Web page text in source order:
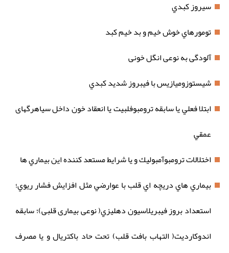
سيروز كبدي
تومورهاي خوش خيم و بد خيم كبد
آلودگی به نوعی انگل خونی
شيستوزوميازيس با فيبروز شديد كبدي
ابتلا فعلي يا سابقه ترومبوفلبيت یا انعقاد خون داخل سیاهرگهای
عمقي
اختلالات ترومبوآمبوليك و يا شرايط مستعد كننده اين بيماري ها
بيماري هاي دريچه اي قلب با عوارضي مثل افزايش فشار ريوي؛
استعداد بروز فيبريلاسيون دهليزي( نوعی بیماری قلبی)؛ سابقه
اندوكارديت( التهاب بافت قلب) تحت حاد باكتريال و يا مصرف